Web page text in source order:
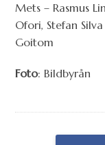
Mets – Rasmus
Ofori, Stefan
Goitom
Foto: Bildbyrån